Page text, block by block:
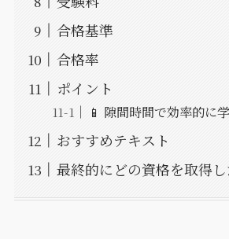
合格基準
合格率
ポイント
📱 隙間時間で効率的に
おすすめテキスト
最終的にどの資格を取得